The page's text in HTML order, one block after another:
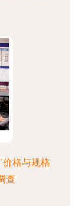
价格与规格
查